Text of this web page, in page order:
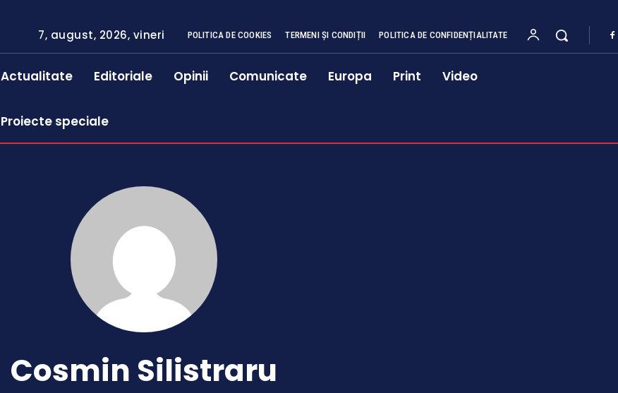
7, august, 2026, vineri POLITICA DE COOKIES TERMENI ȘI CONDIȚII POLITICA DE CONFIDENȚIALITATE
Actualitate Editoriale Opinii Comunicate Europa Print Video
Proiecte speciale
Cosmin Silistraru